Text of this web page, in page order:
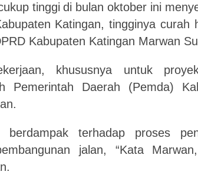
tinggi di bulan oktober ini
Katingan, tingginya curah
Kabupaten Katingan Marwan
khususnya untuk
Pemerintah Daerah (Pemda)
berdampak terhadap proses
jalan, “Kata Marwan,